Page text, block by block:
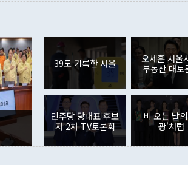
이 9월 러시아 블라디보스토크에서 열리는 '
며 "정부 차원에서 (참석을) 검토하고 있다"고
은 "그것은 외교부의 몫"이라며 "아직 거기까
잘랐다. 정 장관이 이날 소개한 대북 구상과 설
않았다는 점에서 문제가 있다. 특히 주적 표현
사합의 복원, 4자회담 추진 등은 통일부 장관
권이라는 지적이 나오고 있다. 이 대통령은 정
뒤 "여기 업무보고에 발표했다고 승인난 건
부의 한 소식통은 "정 장관의 발언 내용은 대
를 거쳐 결정된 사안이 아닌 정 장관의 개인
련 부처 장관이 정부의 공식 정책이 아닌 사안
하고 대통령의 면전에서 '국군통수권자가 나
는 배당수입이 늘어난 데다 전월 분기배당에
였던 올해 3월(369억9000만달러)을 넘어선
인의 해외투자가 80억1000만달러, 외국인의
각각 증가했다. 증권투자에서는 외국인의 국
국인의 국내 주식 투자는 차익실현 매도 등의
감소하며 전월(-310억5000만달러)에 이어 역
경신했다. 외국인의 국내 채권투자는 세계국
분기 말 만기도래 영향으로 증가 폭이 줄어든
다. 내국인의 해외 증권투자는 주식을 중심으
다. eoyn2@newspim.com
39도 기록한 서울
오세훈 서울
부동산 대토
민주당 당대표 후보
자 2차 TV토론회
비 오는 날
광'처럼